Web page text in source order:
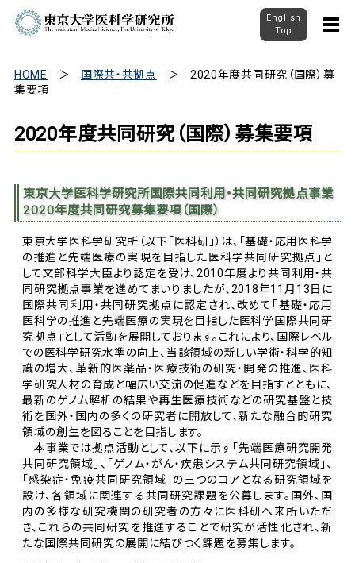
English
Top
HOME 国際共・共拠点
2020年度共同研究（国際）募
集要項
2020年度共同研究（国際）募集要項
東京大学医科学研究所国際共同利用・共同研究拠点事業
2020年度共同研究募集要項（国際）
東京大学医科学研究所（以下「医科研」）は、「基礎・応用医科学
の推進と先端医療の実現を目指した医科学共同研究拠点」と
して文部科学大臣より認定を受け、2010年度より共同利用・共
同研究拠点事業を進めてまいりましたが、2018年11月13日に
国際共同利用・共同研究拠点に認定され、改めて「基礎・応用
医科学の推進と先端医療の実現を目指した医科学国際共同研
究拠点」として活動を展開しております。これにより、国際レベル
での医科学研究水準の向上、当該領域の新しい学術・科学的知
識の増大、革新的医薬品・医療技術の研究・開発の推進、医科
学研究人材の育成と幅広い交流の促進などを目指すとともに、
最新のゲノム解析の結果や再生医療技術などの研究基盤と技
術を国外・国内の多くの研究者に開放して、新たな融合的研究
領域の創生を図ることを目指します。
本事業では拠点活動として、以下に示す「先端医療研究開発
共同研究領域」、「ゲノム・がん・疾患システム共同研究領域」、
「感染症・免疫共同研究領域」の三つのコアとなる研究領域を
設け、各領域に関連する共同研究課題を公募します。国外、国
内の多様な研究機関の研究者の方々に医科研へ来所いただ
き、これらの共同研究を推進することで研究が活性化され、新
たな国際共同研究の展開に結びつく課題を募集します。